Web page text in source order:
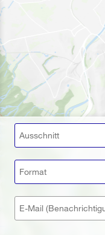
Ausschnitt
Format
E-Mail